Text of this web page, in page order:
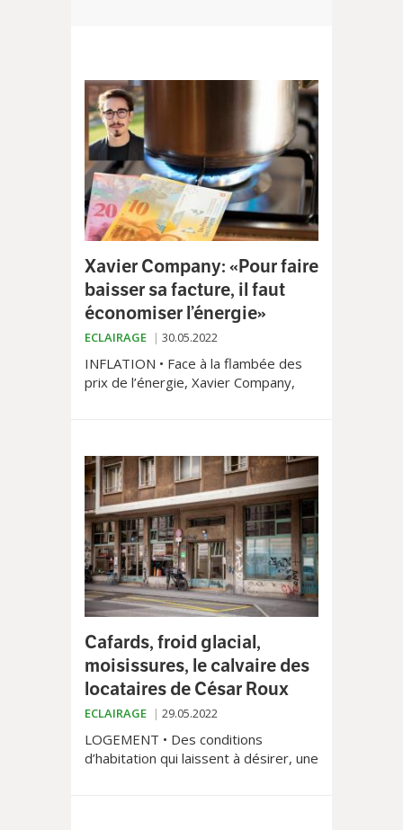
Xavier Company: «Pour faire
baisser sa facture, il faut
économiser l’énergie»
ECLAIRAGE 30.05.2022
INFLATION • Face à la flambée des
prix de l’énergie, Xavier Company,
Lausannois.
Cafards, froid glacial,
moisissures, le calvaire des
locataires de César Roux
ECLAIRAGE 29.05.2022
LOGEMENT • Des conditions
d’habitation qui laissent à désirer, une